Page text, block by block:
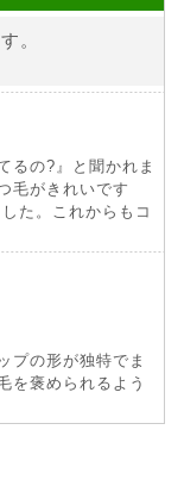
。
るの?』と聞かれま
毛がきれいです
た。これからもコ
プの形が独特でま
を褒められるよう